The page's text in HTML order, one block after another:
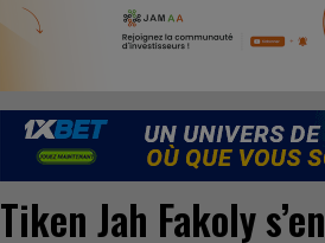
Tiken Jah Fakoly